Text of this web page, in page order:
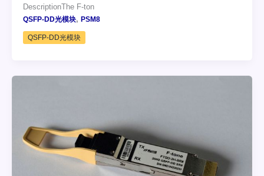
DescriptionThe F-ton
QSFP-DD光模块, PSM8
QSFP-DD光模块